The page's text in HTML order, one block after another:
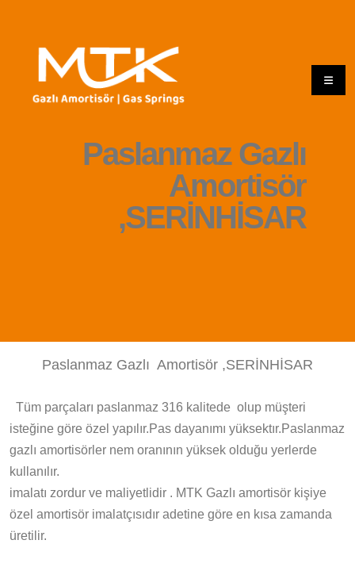
Paslanmaz Gazlı
Amortisör
,SERİNHİSAR
Paslanmaz Gazlı Amortisör ,SERİNHİSAR
Tüm parçaları paslanmaz 316 kalitede olup müşteri
isteğine göre özel yapılır.Pas dayanımı yüksektır.Paslanmaz
gazlı amortisörler nem oranının yüksek olduğu yerlerde
kullanılır.
imalatı zordur ve maliyetlidir . MTK Gazlı amortisör kişiye
özel amortisör imalatçısıdır adetine göre en kısa zamanda
üretilir.